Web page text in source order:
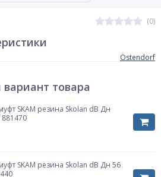
(0)
Ostendorf
товара
SKAM резина Skolan dB Дн
SKAM резина Skolan dB Дн 56